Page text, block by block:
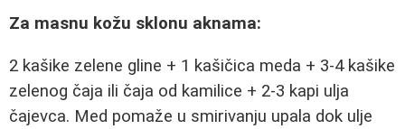
Za masnu kožu sklonu aknama:
2 kašike zelene gline + 1 kašičica meda + 3-4 kašike
zelenog čaja ili čaja od kamilice + 2-3 kapi ulja
čajevca. Med pomaže u smirivanju upala dok ulje